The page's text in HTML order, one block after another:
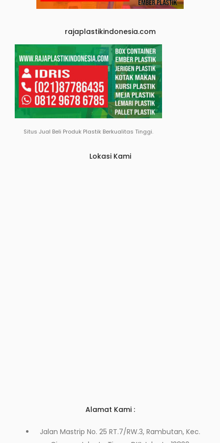
rajaplastikindonesia.com
Situs Jual Beli Produk Plastik Berkualitas Tinggi.
Lokasi Kami
Alamat Kami :
Jalan Mastrip No. 25 RT.7/RW.3, Rambutan, Kec.